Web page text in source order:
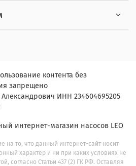
контента без
запрещено
ИНН 234604695205
интернет-магазин насосов LEO
то, что данный интернет-сайт носит
характер и ни при каких условиях не
согласно Статьи 437 (2) ГК РФ. Оставляя